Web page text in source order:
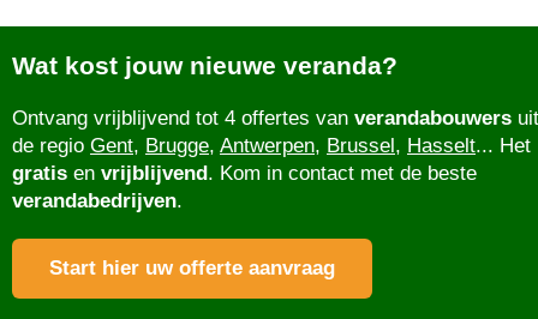
Wat kost jouw nieuwe veranda?
Ontvang vrijblijvend tot 4 offertes van verandabouwers uit
de regio Gent, Brugge, Antwerpen, Brussel, Hasselt... Het
gratis en vrijblijvend. Kom in contact met de beste
verandabedrijven.
Start hier uw offerte aanvraag